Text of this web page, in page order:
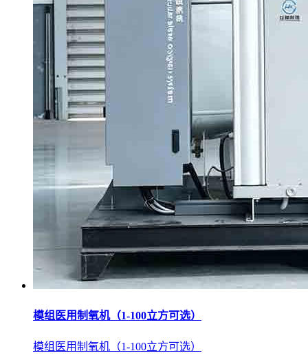
模组医用制氧机（1-100立方可选）
模组医用制氧机（1-100立方可选）